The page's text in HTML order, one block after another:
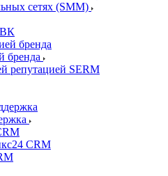
сетях (SMM)
ВК
бренда
репутацией SERM
CRM